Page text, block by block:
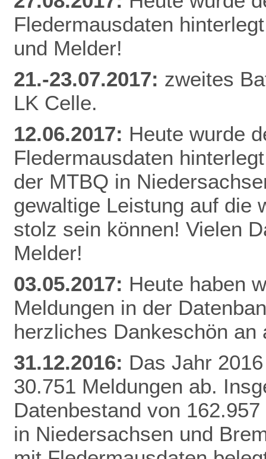
Fledermausdaten
und Melder!
21.-23.07.2017: zweites
LK Celle.
12.06.2017: Heute wurde
Fledermausdaten
der MTBQ in
gewaltige Leistung auf die
stolz sein können! Vielen
Melder!
03.05.2017: Heute haben
Meldungen in der
herzliches Dankeschön
31.12.2016: Das Jahr
30.751 Meldungen ab.
Datenbestand von
in Niedersachsen und